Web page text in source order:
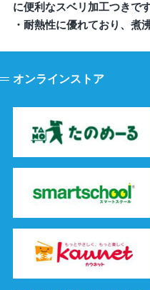
に便利なスベリ加工つきです
・耐熱性に優れており、煮
オンラインストア